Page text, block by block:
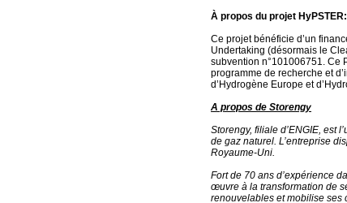
À propos du projet HyPSTER:
Ce projet bénéficie d’un
Undertaking (désormais le
subvention n°101006751. Ce
programme de recherche et
d’Hydrogène Europe et
A propos de Storengy
Storengy, filiale d’ENGIE, est
de gaz naturel. L’entreprise
Royaume-Uni.
Fort de 70 ans d’expérience
œuvre à la transformation de
renouvelables et mobilise ses